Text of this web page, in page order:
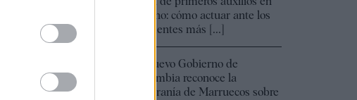
verano: cómo actuar ante los
incidentes más [...]
El nuevo Gobierno de
Colombia reconoce la
soberanía de Marruecos sobre